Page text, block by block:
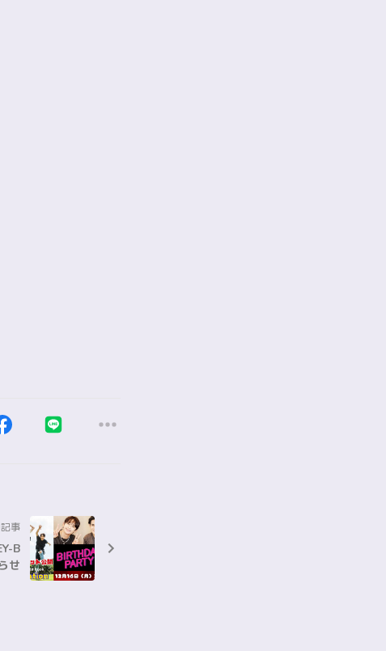
事
B
せ